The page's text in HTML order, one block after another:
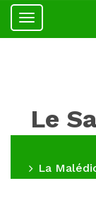
Toggle
Le
La